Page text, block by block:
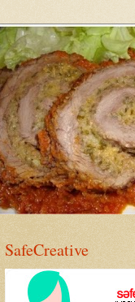
SafeCreative